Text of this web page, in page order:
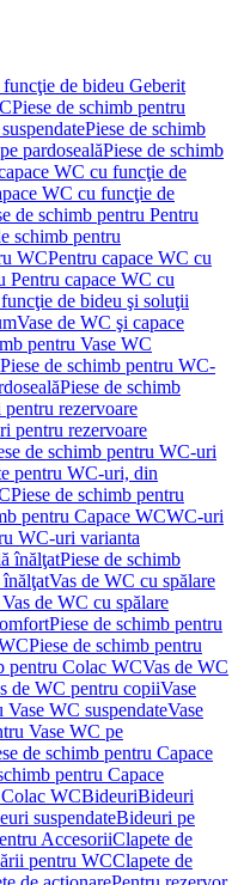
de bideu Geberit
Piese de schimb pentru
Piese de schimb
pardosealăPiese de schimb
WC cu funcţie de
WC cu funcţie de
de schimb pentru Pentru
schimb pentru
WCPentru capace WC cu
Pentru capace WC cu
de bideu şi soluţii
Vase de WC şi capace
pentru Vase WC
Piese de schimb pentru WC-
Piese de schimb
rezervoare
pentru rezervoare
de schimb pentru WC-uri
pentru WC-uri, din
Piese de schimb pentru
pentru Capace WCWC-uri
WC-uri varianta
înălţatPiese de schimb
înălţatVas de WC cu spălare
de WC cu spălare
Piese de schimb pentru
Piese de schimb pentru
pentru Colac WCVas de WC
de WC pentru copiiVase
Vase WC suspendateVase
Vase WC pe
de schimb pentru Capace
pentru Capace
WCBideuriBideuri
suspendateBideuri pe
AccesoriiClapete de
pentru WCClapete de